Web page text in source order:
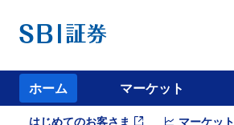
ホーム マーケット
はじめてのお客さま マーケット